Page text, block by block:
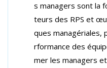
s managers sont la
teurs des RPS et
ques managériales,
rformance des
mer les managers